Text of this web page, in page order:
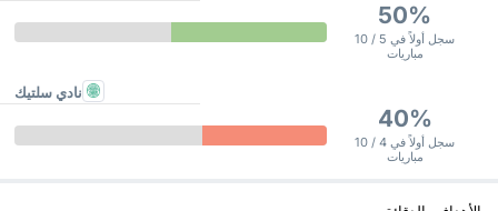
50%
سجل أولاً في 5 / 10
مباريات
نادي سلتيك
40%
سجل أولاً في 4 / 10
مباريات